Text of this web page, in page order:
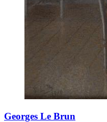
Georges Le Brun